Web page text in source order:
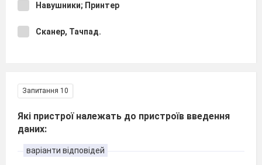
Навушники; Принтер
Сканер, Тачпад.
Запитання 10
Які пристрої належать до пристроїв введення
даних:
варіанти відповідей